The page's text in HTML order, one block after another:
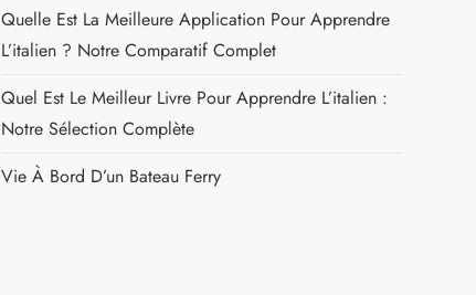
Quelle Est La Meilleure Application Pour Apprendre
L’italien ? Notre Comparatif Complet
Quel Est Le Meilleur Livre Pour Apprendre L’italien :
Notre Sélection Complète
Vie À Bord D’un Bateau Ferry